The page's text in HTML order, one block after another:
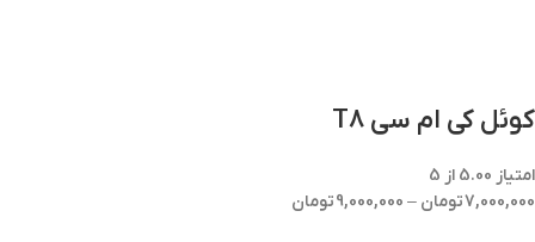
کوئل کی ام سی T8
امتیاز 5.00 از 5
7,000,000تومان –
9,000,000تومان